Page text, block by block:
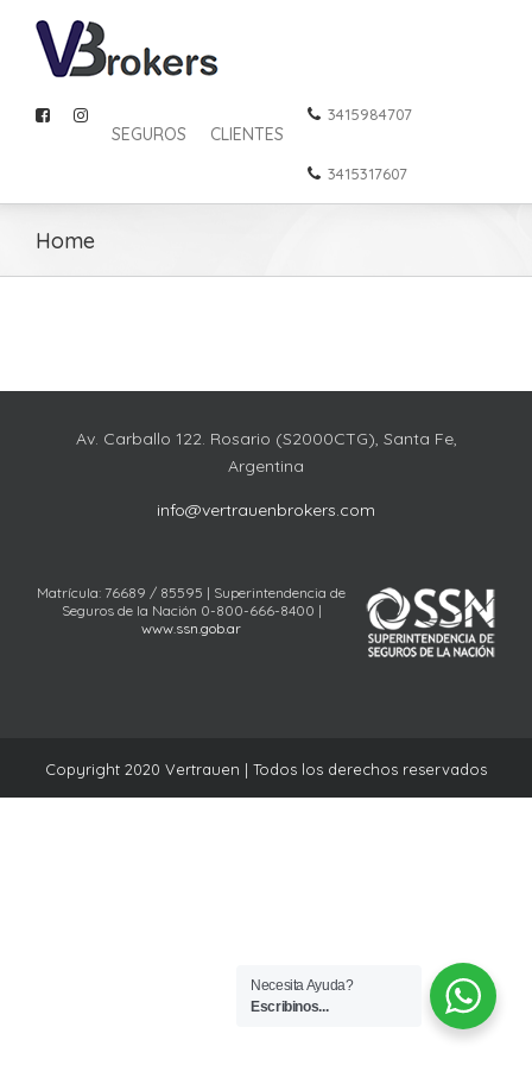
SEGUROS CLIENTES
3415984707
3415317607
Home
Av. Carballo 122. Rosario (S2000CTG), Santa Fe,
Argentina
info@vertrauenbrokers.com
Matrícula: 76689 / 85595 | Superintendencia de
Seguros de la Nación 0-800-666-8400 |
www.ssn.gob.ar
Copyright 2020 Vertrauen | Todos los derechos reservados
Necesita Ayuda?
Escribinos...